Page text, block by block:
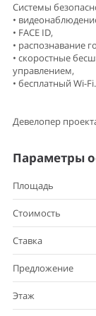
Системы
•
• FACE ID,
• распознавание
• скоростные
управлением,
• бесплатный Wi-Fi.
Девелопер
Параметры
Площадь
Стоимость
Ставка
Предложение
Этаж